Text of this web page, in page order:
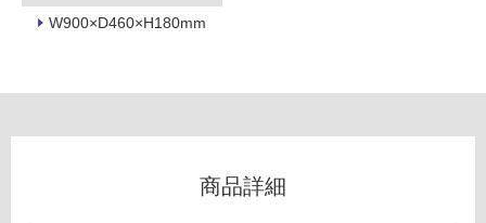
W900×D460×H180mm
商品詳細